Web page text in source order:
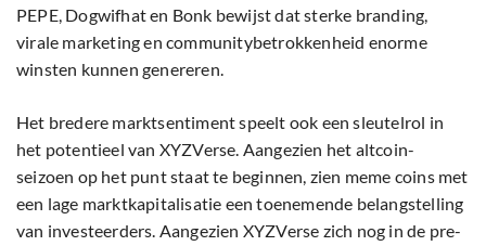
PEPE, Dogwifhat en Bonk bewijst dat sterke branding,
virale marketing en communitybetrokkenheid enorme
winsten kunnen genereren.
Het bredere marktsentiment speelt ook een sleutelrol in
het potentieel van XYZVerse. Aangezien het altcoin-
seizoen op het punt staat te beginnen, zien meme coins met
een lage marktkapitalisatie een toenemende belangstelling
van investeerders. Aangezien XYZVerse zich nog in de pre-